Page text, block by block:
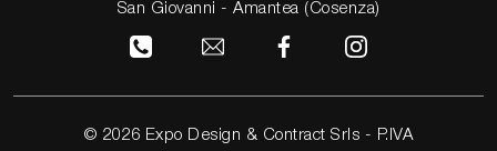
San Giovanni - Amantea (Cosenza)
© 2026 Expo Design & Contract Srls - P.IVA